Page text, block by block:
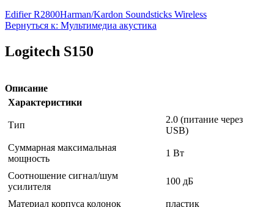
Edifier R2800Harman/Kardon Soundsticks Wireless
Вернуться к: Мультимедиа акустика
Logitech S150
Описание
Характеристики
Тип
2.0 (питание через
USB)
Суммарная максимальная
мощность
1 Вт
Соотношение сигнал/шум
усилителя
100 дБ
Материал корпуса колонок пластик